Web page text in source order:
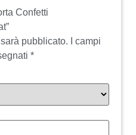
Confetti
pubblicato.
I campi
*